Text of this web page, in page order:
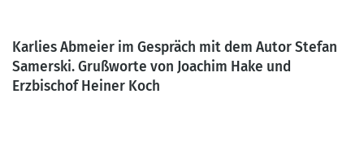
Karlies Abmeier im Gespräch mit dem Autor Stefan
Samerski. Grußworte von Joachim Hake und
Erzbischof Heiner Koch